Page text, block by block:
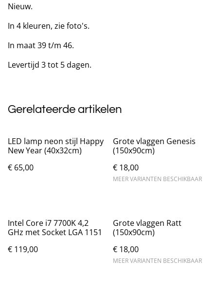
Nieuw.
In 4 kleuren, zie foto's.
In maat 39 t/m 46.
Levertijd 3 tot 5 dagen.
Gerelateerde artikelen
LED lamp neon stijl Happy
New Year (40x32cm)
€ 65,00
Grote vlaggen Genesis
(150x90cm)
€ 18,00
MEER VARIANTEN BESCHIKBAAR
Intel Core i7 7700K 4,2
GHz met Socket LGA 1151
€ 119,00
Grote vlaggen Ratt
(150x90cm)
€ 18,00
MEER VARIANTEN BESCHIKBAAR